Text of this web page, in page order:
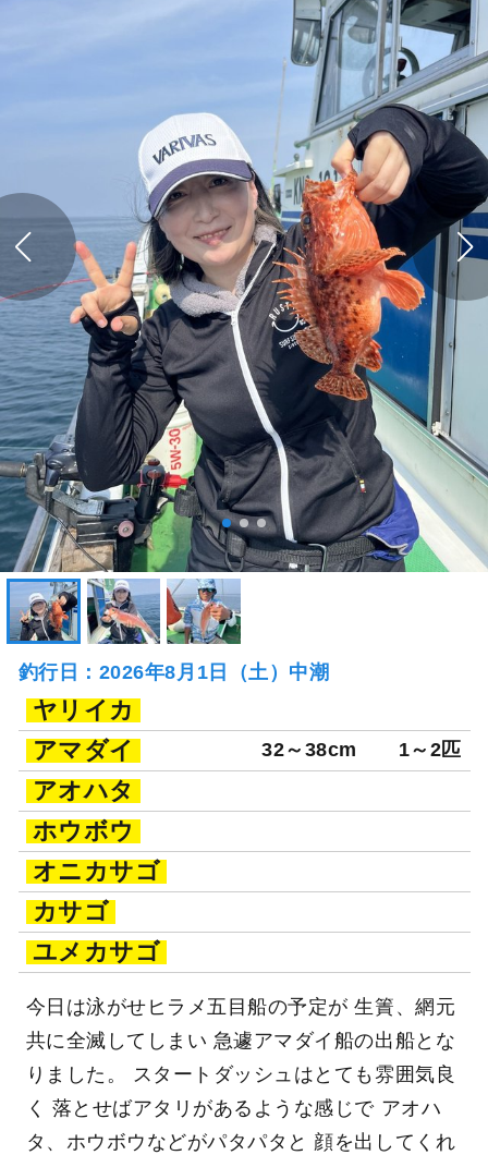
釣行日：2026年8月1日（土）中潮
ヤリイカ
アマダイ
32～38cm 1～2匹
アオハタ
ホウボウ
オニカサゴ
カサゴ
ユメカサゴ
今日は泳がせヒラメ五目船の予定が 生簀、網元
共に全滅してしまい 急遽アマダイ船の出船とな
りました。 スタートダッシュはとても雰囲気良
く 落とせばアタリがあるような感じで アオハ
タ、ホウボウなどがパタパタと 顔を出してくれ